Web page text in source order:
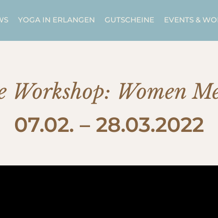
YOGA IN ERLANGEN GUTSCHEINE EVENTS &
Workshop: Women
07.02. – 28.03.2022